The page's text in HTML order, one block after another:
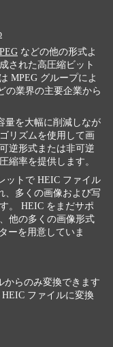
などの他の形式よ
された高圧縮ビット
MPEG グループによ
の業界の主要企業から
量を大幅に削減しなが
リズムを使用して画
逆形式または非可逆
縮率を提供します。
ットで HEIC ファイル
、多くの画像および写
。 HEIC をまだサポ
他の多くの画像形式
ーを用意していま
からのみ変換できます
ファイルに変換